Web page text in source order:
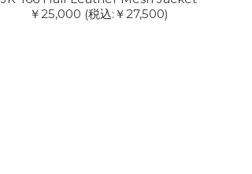
￥25,000 (税込:￥27,500)